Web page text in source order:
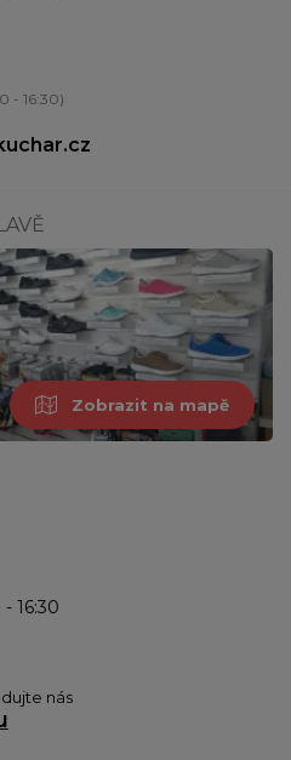
- 16:30)
Zobrazit na mapě
16:30
nás